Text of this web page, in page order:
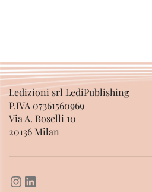
Ledizioni srl LediPublishing
P.IVA 07361560969
Via A. Boselli 10
20136 Milan